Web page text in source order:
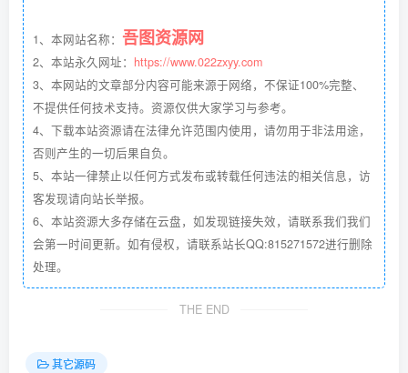
1、本网站名称： 吾图资源网
2、本站永久网址： https://www.022zxyy.com
3、本网站的文章部分内容可能来源于网络，不保证100%完整、
不提供任何技术支持。资源仅供大家学习与参考。
4、下载本站资源请在法律允许范围内使用，请勿用于非法用途，
否则产生的一切后果自负。
5、本站一律禁止以任何方式发布或转载任何违法的相关信息，访
客发现请向站长举报。
6、本站资源大多存储在云盘，如发现链接失效，请联系我们我们
会第一时间更新。如有侵权，请联系站长QQ:815271572进行删除
处理。
THE END
其它源码